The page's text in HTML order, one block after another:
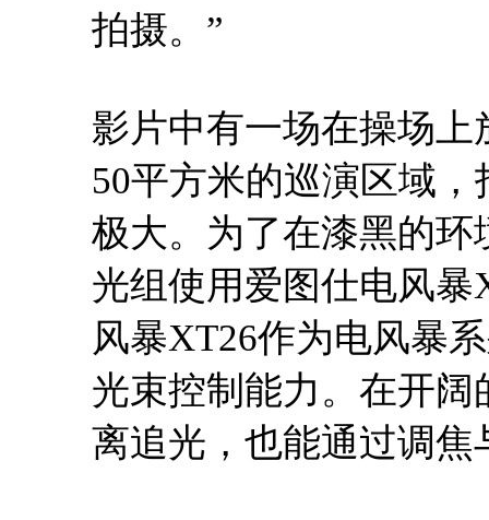
拍摄。”
影片中有一场在操场
50平方米的巡演区域
极大。为了在漆黑的
光组使用爱图仕电风
风暴XT26作为电风暴
光束控制能力。在开
离追光，也能通过调